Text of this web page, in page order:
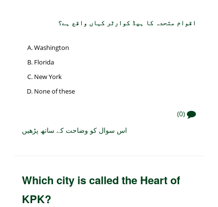
اقوام متحدہ کا ہیڈ کوارٹر کہاں واقع ہے؟
Washington
Florida
New York
None of these
(0)
اس سوال کو وضاحت کے ساتھ پڑھیں
Which city is called the Heart of
KPK?